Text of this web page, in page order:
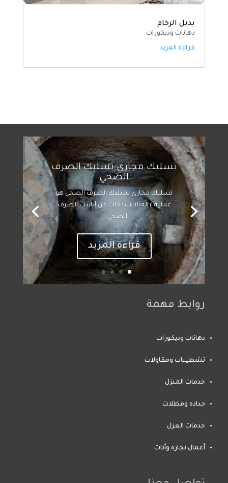
بديل الرخام
دهانات وديكورات
قراءة المزيد
تسليك مجاري تسليك الصرف
الصحي
تسليك مجاري تسليك الصرف الصحي هو
عملية إزالة الانسدادات من أنابيب الصرف
الصحي،...
قراءة المزيد
روابط مهمة
دهانات وديكورات
تشطيبات ومقاولات
خدمات المنزل
حداده ومظلات
خدمات العزل
أعمال نجاره وأثاث